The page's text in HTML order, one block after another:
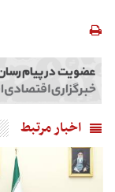
اخبار مرتبط